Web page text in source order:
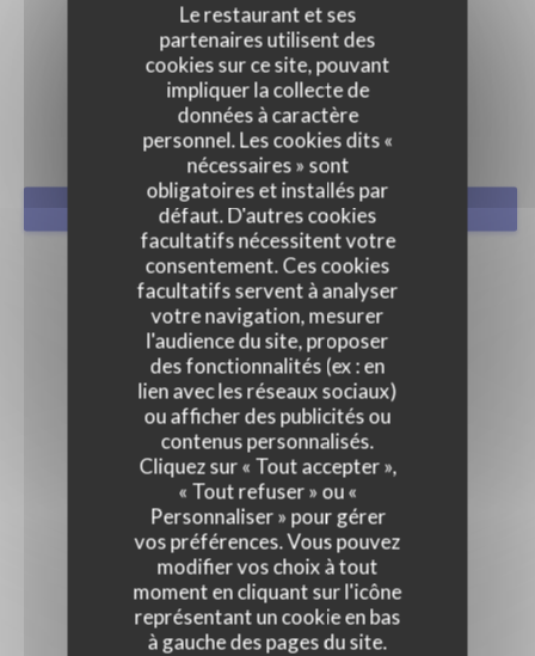
Le restaurant et ses
partenaires utilisent des
cookies sur ce site, pouvant
impliquer la collecte de
données à caractère
personnel. Les cookies dits «
nécessaires » sont
obligatoires et installés par
défaut. D'autres cookies
facultatifs nécessitent votre
consentement. Ces cookies
facultatifs servent à analyser
votre navigation, mesurer
l'audience du site, proposer
des fonctionnalités (ex : en
lien avec les réseaux sociaux)
ou afficher des publicités ou
contenus personnalisés.
Cliquez sur « Tout accepter »,
« Tout refuser » ou «
Personnaliser » pour gérer
vos préférences. Vous pouvez
modifier vos choix à tout
moment en cliquant sur l'icône
représentant un cookie en bas
à gauche des pages du site.
PRESSE
RÉSERVER